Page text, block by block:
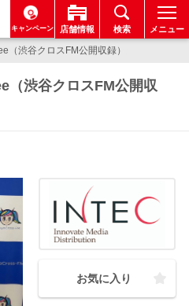
キャンペーン 店舗情報 検索 メニュー
（渋谷クロスFM公開収録）
（渋谷クロスFM公開収
お気に入り